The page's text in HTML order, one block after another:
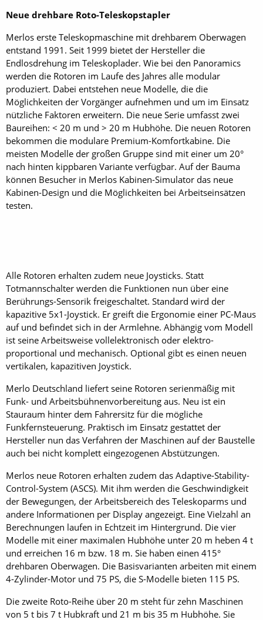
Neue drehbare Roto-Teleskopstapler
Merlos erste Teleskopmaschine mit drehbarem Oberwagen
entstand 1991. Seit 1999 bietet der Hersteller die
Endlosdrehung im Teleskoplader. Wie bei den Panoramics
werden die Rotoren im Laufe des Jahres alle modular
produziert. Dabei entstehen neue Modelle, die die
Möglichkeiten der Vorgänger aufnehmen und um im Einsatz
nützliche Faktoren erweitern. Die neue Serie umfasst zwei
Baureihen: < 20 m und > 20 m Hubhöhe. Die neuen Rotoren
bekommen die modulare Premium-Komfortkabine. Die
meisten Modelle der großen Gruppe sind mit einer um 20°
nach hinten kippbaren Variante verfügbar. Auf der Bauma
können Besucher in Merlos Kabinen-Simulator das neue
Kabinen-Design und die Möglichkeiten bei Arbeitseinsätzen
testen.
Alle Rotoren erhalten zudem neue Joysticks. Statt
Totmannschalter werden die Funktionen nun über eine
Berührungs-Sensorik freigeschaltet. Standard wird der
kapazitive 5x1-Joystick. Er greift die Ergonomie einer PC-Maus
auf und befindet sich in der Armlehne. Abhängig vom Modell
ist seine Arbeitsweise vollelektronisch oder elektro-
proportional und mechanisch. Optional gibt es einen neuen
vertikalen, kapazitiven Joystick.
Merlo Deutschland liefert seine Rotoren serienmäßig mit
Funk- und Arbeitsbühnenvorbereitung aus. Neu ist ein
Stauraum hinter dem Fahrersitz für die mögliche
Funkfernsteuerung. Praktisch im Einsatz gestattet der
Hersteller nun das Verfahren der Maschinen auf der Baustelle
auch bei nicht komplett eingezogenen Abstützungen.
Merlos neue Rotoren erhalten zudem das Adaptive-Stability-
Control-System (ASCS). Mit ihm werden die Geschwindigkeit
der Bewegungen, der Arbeitsbereich des Teleskoparms und
andere Informationen per Display angezeigt. Eine Vielzahl an
Berechnungen laufen in Echtzeit im Hintergrund. Die vier
Modelle mit einer maximalen Hubhöhe unter 20 m heben 4 t
und erreichen 16 m bzw. 18 m. Sie haben einen 415°
drehbaren Oberwagen. Die Basisvarianten arbeiten mit einem
4-Zylinder-Motor und 75 PS, die S-Modelle bieten 115 PS.
Die zweite Roto-Reihe über 20 m steht für zehn Maschinen
von 5 t bis 7 t Hubkraft und 21 m bis 35 m Hubhöhe. Sie